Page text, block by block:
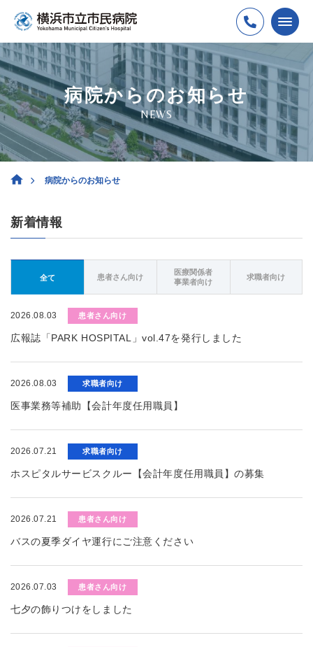
病院からのお知らせ
NEWS
病院からのお知らせ
新着情報
全て 患者さん向け
医療関係者
事業者向け
求職者向け
2026.08.03 患者さん向け
広報誌「PARK HOSPITAL」vol.47を発行しました
2026.08.03 求職者向け
医事業務等補助【会計年度任用職員】
2026.07.21 求職者向け
ホスピタルサービスクルー【会計年度任用職員】の募集
2026.07.21 患者さん向け
バスの夏季ダイヤ運行にご注意ください
2026.07.03 患者さん向け
七夕の飾りつけをしました